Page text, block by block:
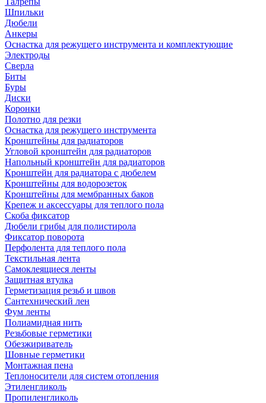
Шпильки
Дюбели
Анкеры
Оснастка для режущего инструмента и комплектующие
Электроды
Сверла
Биты
Буры
Диски
Коронки
Полотно для резки
Оснастка для режущего инструмента
Кронштейны для радиаторов
Угловой кронштейн для радиаторов
Напольный кронштейн для радиаторов
Кронштейн для радиатора с дюбелем
Кронштейны для водорозеток
Кронштейны для мембранных баков
Крепеж и аксессуары для теплого пола
Скоба фиксатор
Дюбели грибы для полистирола
Фиксатор поворота
Перфолента для теплого пола
Текстильная лента
Самоклеящиеся ленты
Защитная втулка
Герметизация резьб и швов
Сантехнический лен
Фум ленты
Полиамидная нить
Резьбовые герметики
Обезжириватель
Шовные герметики
Монтажная пена
Теплоносители для систем отопления
Этиленгликоль
Пропиленгликоль